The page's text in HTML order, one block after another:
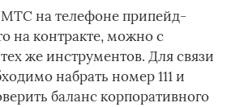
МТС на телефоне припейд-
на контракте, можно с
же инструментов. Для связи
набрать номер 111 и
баланс корпоративного